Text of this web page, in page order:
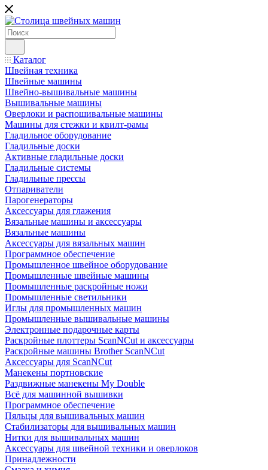
Каталог
Швейная техника
Швейные машины
Швейно-вышивальные машины
Вышивальные машины
Оверлоки и распошивальные машины
Машины для стежки и квилт-рамы
Гладильное оборудование
Гладильные доски
Активные гладильные доски
Гладильные системы
Гладильные прессы
Отпариватели
Парогенераторы
Аксессуары для глажения
Вязальные машины и аксессуары
Вязальные машины
Аксессуары для вязальных машин
Программное обеспечение
Промышленное швейное оборудование
Промышленные швейные машины
Промышленные раскройные ножи
Промышленные светильники
Иглы для промышленных машин
Промышленные вышивальные машины
Электронные подарочные карты
Раскройные плоттеры ScanNCut и аксессуары
Раскройные машины Brother ScanNCut
Аксессуары для ScanNCut
Манекены портновские
Раздвижные манекены My Double
Всё для машинной вышивки
Программное обеспечение
Пяльцы для вышивальных машин
Стабилизаторы для вышивальных машин
Нитки для вышивальных машин
Аксессуары для швейной техники и оверлоков
Принадлежности